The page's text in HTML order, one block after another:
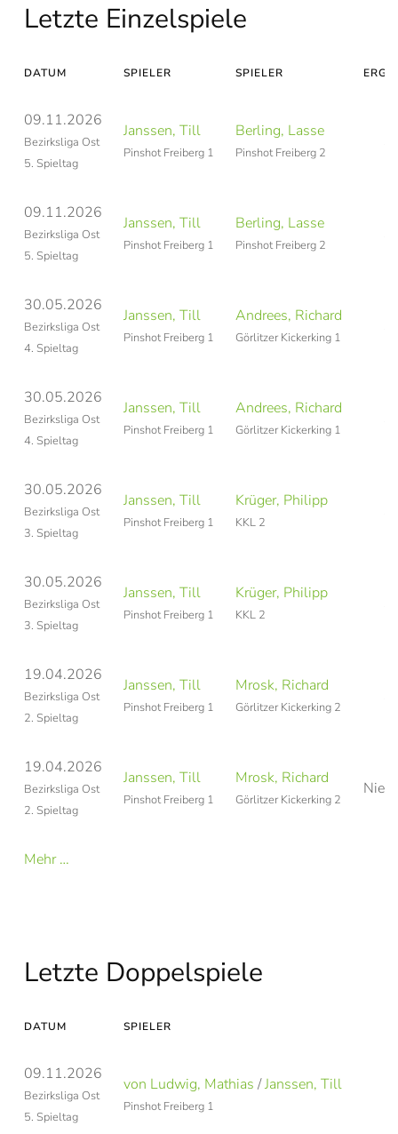
Letzte Einzelspiele
DATUM SPIELER SPIELER
09.11.2026
Bezirksliga Ost
5. Spieltag
Janssen, Till
Pinshot Freiberg 1
Berling, Lasse
Pinshot Freiberg 2
09.11.2026
Bezirksliga Ost
5. Spieltag
Janssen, Till
Pinshot Freiberg 1
Berling, Lasse
Pinshot Freiberg 2
30.05.2026
Bezirksliga Ost
4. Spieltag
Janssen, Till
Pinshot Freiberg 1
Andrees, Richard
Görlitzer Kickerking 1
30.05.2026
Bezirksliga Ost
4. Spieltag
Janssen, Till
Pinshot Freiberg 1
Andrees, Richard
Görlitzer Kickerking 1
30.05.2026
Bezirksliga Ost
3. Spieltag
Janssen, Till
Pinshot Freiberg 1
Krüger, Philipp
KKL 2
30.05.2026
Bezirksliga Ost
3. Spieltag
Janssen, Till
Pinshot Freiberg 1
Krüger, Philipp
KKL 2
19.04.2026
Bezirksliga Ost
2. Spieltag
Janssen, Till
Pinshot Freiberg 1
Mrosk, Richard
Görlitzer Kickerking 2
19.04.2026
Bezirksliga Ost
2. Spieltag
Janssen, Till
Pinshot Freiberg 1
Mrosk, Richard
Görlitzer Kickerking 2
Mehr …
Letzte Doppelspiele
DATUM SPIELER
09.11.2026
Bezirksliga Ost
5. Spieltag
von Ludwig, Mathias /Janssen, Till
Pinshot Freiberg 1